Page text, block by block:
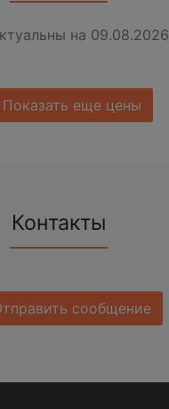
на 09.08.2026
Показать еще цены
Контакты
сообщение